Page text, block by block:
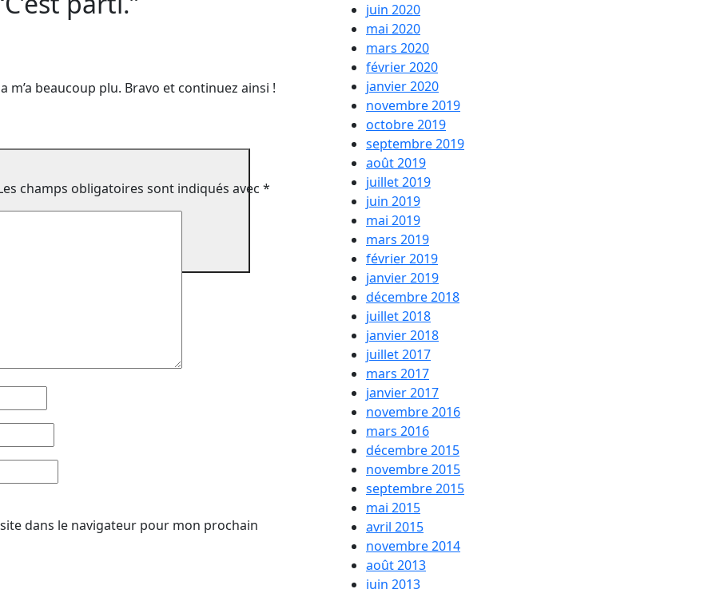
m’a beaucoup plu. Bravo et continuez ainsi !
champs obligatoires sont indiqués avec *
dans le navigateur pour mon prochain
juin 2020
mai 2020
mars 2020
février 2020
janvier 2020
novembre 2019
octobre 2019
septembre 2019
août 2019
juillet 2019
juin 2019
mai 2019
mars 2019
février 2019
janvier 2019
décembre 2018
juillet 2018
janvier 2018
juillet 2017
mars 2017
janvier 2017
novembre 2016
mars 2016
décembre 2015
novembre 2015
septembre 2015
mai 2015
avril 2015
novembre 2014
août 2013
juin 2013